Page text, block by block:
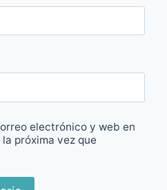
electrónico y web en
próxima vez que